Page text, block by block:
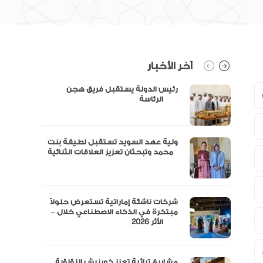
آخر الأخبار
رئيس الدولة يستقبل فريق هجن
ولية عهد السويد تستقبل لطيفة بنت
شركات ناشئة إماراتية تستعرض حلولاً
مبتكرة في الذكاء الاصطناعي خلال –